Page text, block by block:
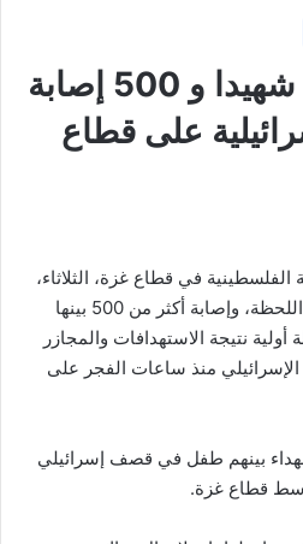
صحة غزة: 412 شهيدا و 500 إصابة
على قطاع
في قطاع غزة، الثلاثاء،
استشهاد 412 فلسطينيا حتى اللحظة، وإصابة أكثر من 500 بينها
نتيجة الاستهدافات والمجازر
الإسرائيلي منذ ساعات الفجر على
وزارة الصحة عن 3 شهداء بينهم طفل في قصف إسرائيلي
قطاع غزة.